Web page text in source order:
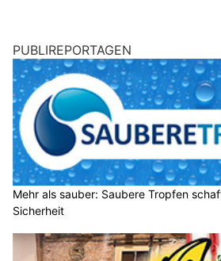
PUBLIREPORTAGEN
Mehr als sauber: Saubere Tropfen
Sicherheit